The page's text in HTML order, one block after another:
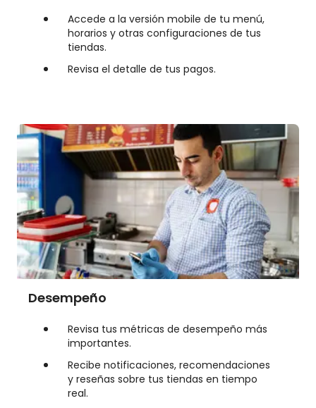
Accede a la versión mobile de tu menú,
horarios y otras configuraciones de tus
tiendas.
Revisa el detalle de tus pagos.
Desempeño
Revisa tus métricas de desempeño más
importantes.
Recibe notificaciones, recomendaciones
y reseñas sobre tus tiendas en tiempo
real.